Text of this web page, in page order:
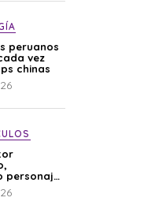
peruanos
vez
chinas
personaje
y
Shirley